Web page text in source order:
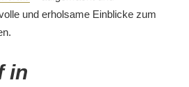
und erholsame Einblicke zum
in